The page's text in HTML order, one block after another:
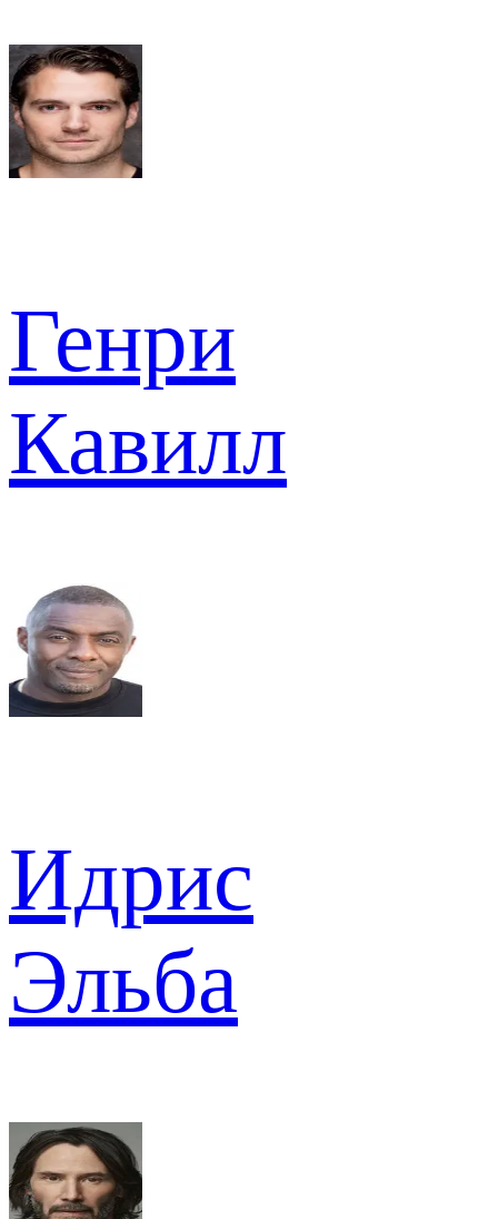
Генри
Кавилл
Идрис
Эльба